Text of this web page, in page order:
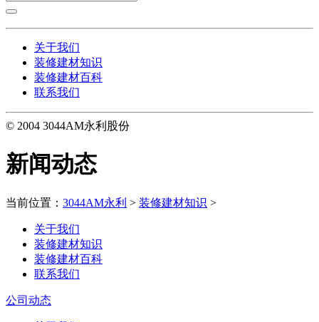
关于我们
装修建材知识
装修建材百科
联系我们
© 2004 3044AM永利股份
新闻动态
当前位置： 3044AM永利 > 装修建材知识 >
关于我们
装修建材知识
装修建材百科
联系我们
公司动态